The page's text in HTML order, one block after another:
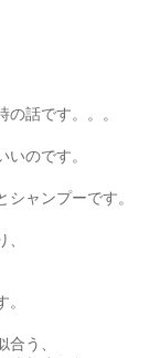
話です。。。
のです。
ャンプーです。
う、